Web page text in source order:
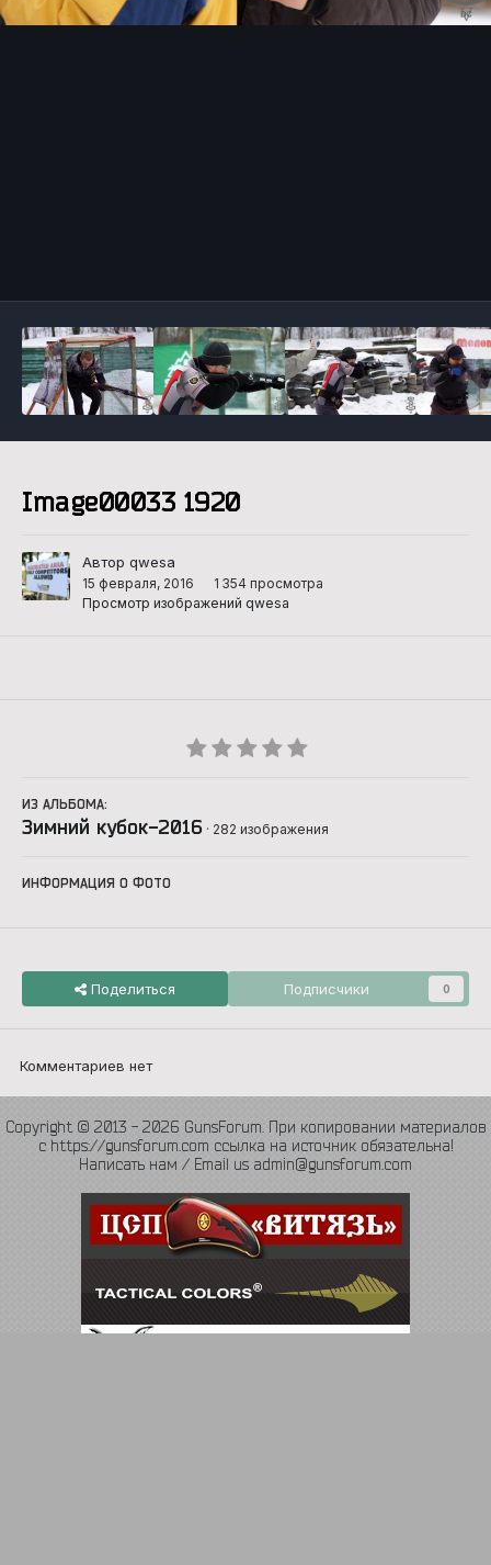
Image00033 1920
Автор qwesa
15 февраля, 2016
1 354 просмотра
Просмотр изображений qwesa
ИЗ АЛЬБОМА:
Зимний кубок-2016 · 282 изображения
ИНФОРМАЦИЯ О ФОТО
Поделиться Подписчики 0
Комментариев нет
Copyright © 2013 - 2026 GunsForum. При копировании материалов
с https://gunsforum.com ссылка на источник обязательна!
Написать нам / Email us admin@gunsforum.com